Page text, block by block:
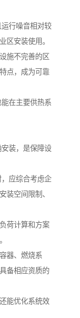
行噪音相对较
区安装使用。
施不完善的区
点，成为可靠
在主要供热系
装，是保障设
应综合考虑企
装空间限制、
荷计算和方案
器、燃烧系
备相应资质的
能优化系统效